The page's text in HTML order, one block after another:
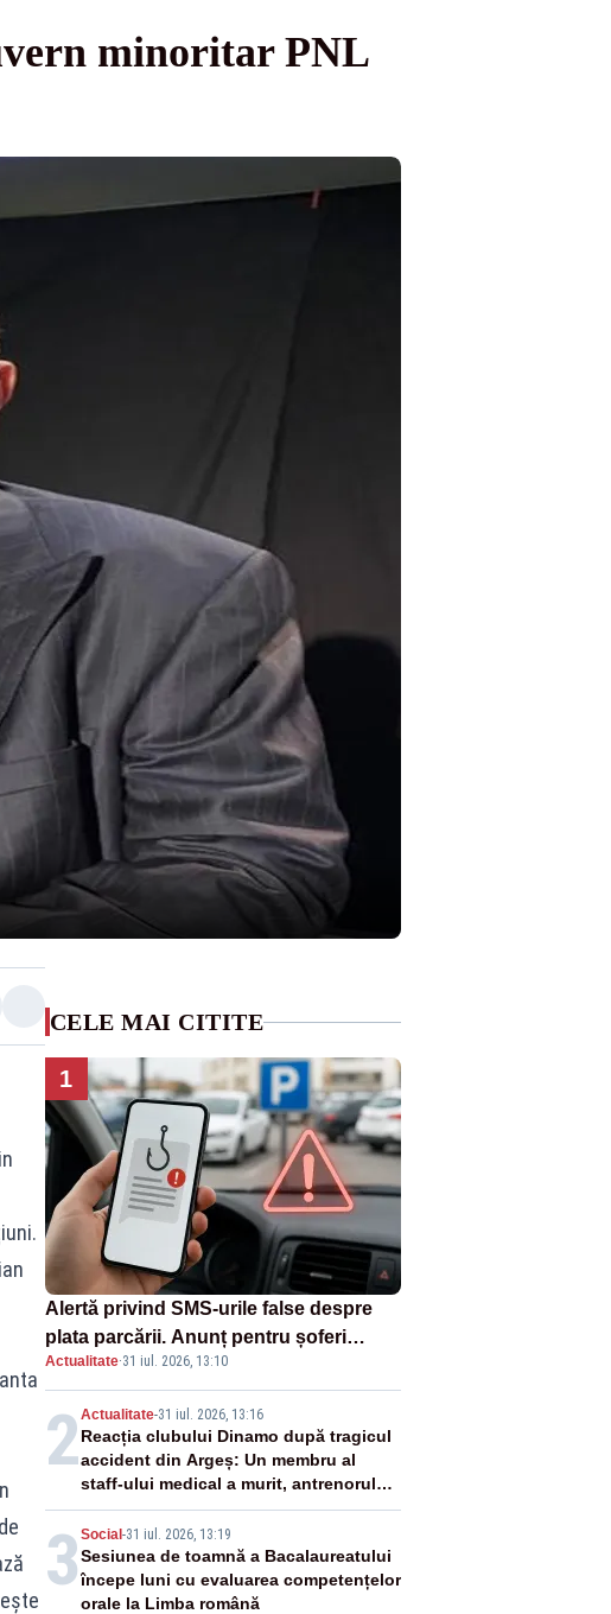
minoritar PNL
CELE MAI CITITE
1
Alertă privind SMS-urile false despre
plata parcării. Anunț pentru șoferi
asupra unei noi metode de fraudă
online
Actualitate·31 iul. 2026, 13:10
2Actualitate-31 iul. 2026, 13:16
Reacția clubului Dinamo după tragicul
accident din Argeș: Un membru al
staff-ului medical a murit, antrenorul
Adrian Ropotan este în spital
3 Social -31 iul. 2026, 13:19
Sesiunea de toamnă a Bacalaureatului
începe luni cu evaluarea competențelor
orale la Limba română